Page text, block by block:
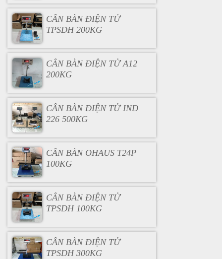
CÂN BÀN ĐIỆN TỬ
TPSDH 200KG
CÂN BÀN ĐIỆN TỬ A12
200KG
CÂN BÀN ĐIỆN TỬ IND
226 500KG
CÂN BÀN OHAUS T24P
100KG
CÂN BÀN ĐIỆN TỬ
TPSDH 100KG
CÂN BÀN ĐIỆN TỬ
TPSDH 300KG